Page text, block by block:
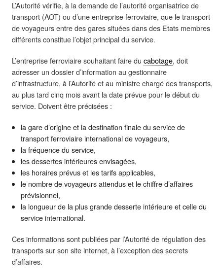
L’Autorité vérifie, à la demande de l’autorité organisatrice de
transport (AOT) ou d’une entreprise ferroviaire, que le transport
de voyageurs entre des gares situées dans des Etats membres
différents constitue l’objet principal du service.
L’entreprise ferroviaire souhaitant faire du cabotage, doit
adresser un dossier d’information au gestionnaire
d’infrastructure, à l’Autorité et au ministre chargé des transports,
au plus tard cinq mois avant la date prévue pour le début du
service. Doivent être précisées :
la gare d’origine et la destination finale du service de
transport ferroviaire international de voyageurs,
la fréquence du service,
les dessertes intérieures envisagées,
les horaires prévus et les tarifs applicables,
le nombre de voyageurs attendus et le chiffre d’affaires
prévisionnel,
la longueur de la plus grande desserte intérieure et celle du
service international.
Ces informations sont publiées par l’Autorité de régulation des
transports sur son site internet, à l’exception des secrets
d’affaires.